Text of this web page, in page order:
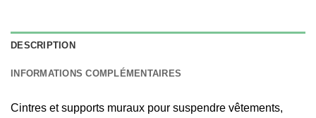
DESCRIPTION
INFORMATIONS COMPLÉMENTAIRES
Cintres et supports muraux pour suspendre vêtements,